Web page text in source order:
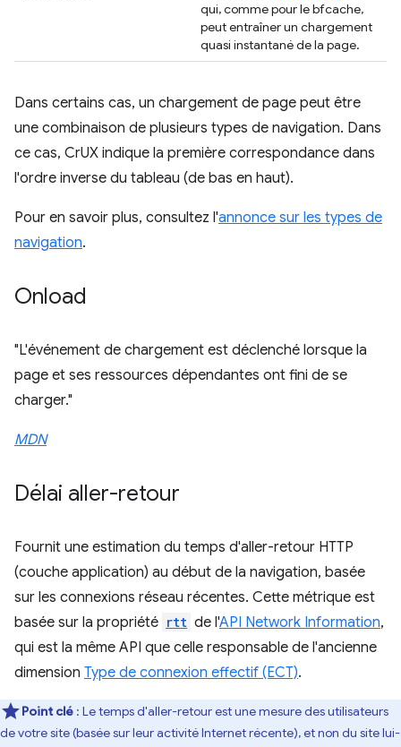
qui, comme pour le bfcache,
peut entraîner un chargement
quasi instantané de la page.
Dans certains cas, un chargement de page peut être
une combinaison de plusieurs types de navigation. Dans
ce cas, CrUX indique la première correspondance dans
l'ordre inverse du tableau (de bas en haut).
Pour en savoir plus, consultez l'annonce sur les types de
navigation.
Onload
"L'événement de chargement est déclenché lorsque la
page et ses ressources dépendantes ont fini de se
charger."
MDN
Délai aller-retour
Fournit une estimation du temps d'aller-retour HTTP
(couche application) au début de la navigation, basée
sur les connexions réseau récentes. Cette métrique est
basée sur la propriété rtt de l'API Network Information,
qui est la même API que celle responsable de l'ancienne
dimension Type de connexion effectif (ECT).
Point clé : Le temps d'aller-retour est une mesure des utilisateurs
de votre site (basée sur leur activité Internet récente), et non du site lui-